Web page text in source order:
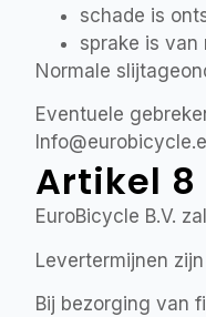
schade is
sprake is van
Normale
Eventuele
Artikel 8
EuroBicycle B.V.
Levertermijnen
Bij bezorging van